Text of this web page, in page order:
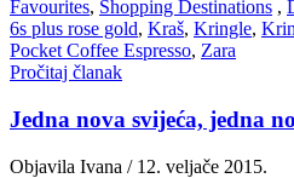
Favourites, Shopping Destinations ,
6s plus rose gold, Kraš, Kringle,
Pocket Coffee Espresso, Zara
Pročitaj članak
Jedna nova svijeća, jedna
Objavila Ivana / 12. veljače 2015.